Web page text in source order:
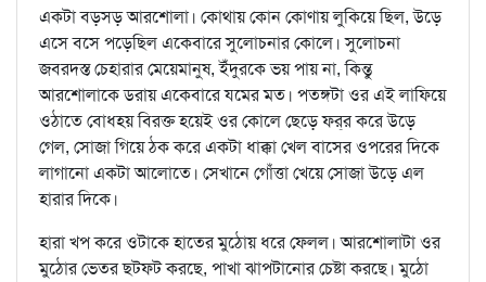
একটা বড়সড় আরশোলা। কোথায় কোন কোণায় লুকিয়ে ছিল, উড়ে
এসে বসে পড়েছিল একেবারে সুলোচনার কোলে। সুলোচনা
জবরদস্ত চেহারার মেয়েমানুষ, ইঁদুরকে ভয় পায় না, কিন্তু
আরশোলাকে ডরায় একেবারে যমের মত। পতঙ্গটা ওর এই লাফিয়ে
ওঠাতে বোধহয় বিরক্ত হয়েই ওর কোলে ছেড়ে ফর্‌র করে উড়ে
গেল, সোজা গিয়ে ঠক করে একটা ধাক্কা খেল বাসের ওপরের দিকে
লাগানো একটা আলোতে। সেখানে গোঁত্তা খেয়ে সোজা উড়ে এল
হারার দিকে।
হারা খপ করে ওটাকে হাতের মুঠোয় ধরে ফেলল। আরশোলাটা ওর
মুঠোর ভেতর ছটফট করছে, পাখা ঝাপটানোর চেষ্টা করছে। মুঠো